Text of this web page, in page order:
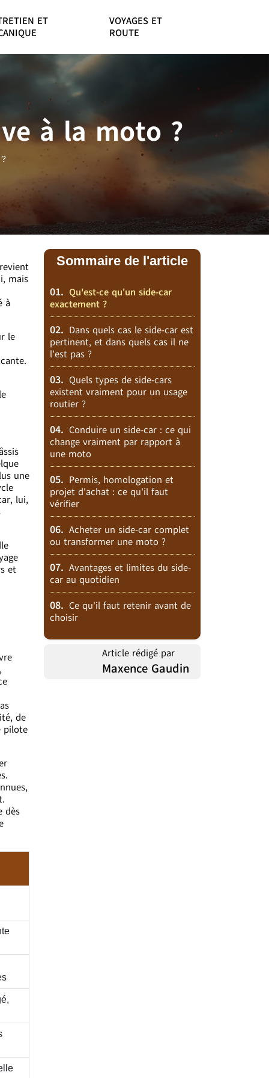
ET
VOYAGES ET
ROUTE
à la moto ?
mais
à
le
une
lui,
et
de
pilote
dès
Sommaire de l'article
01. Qu'est-ce qu'un side-car
exactement ?
02. Dans quels cas le side-car est
pertinent, et dans quels cas il ne
l'est pas ?
03. Quels types de side-cars
existent vraiment pour un usage
routier ?
04. Conduire un side-car : ce qui
change vraiment par rapport à
une moto
05. Permis, homologation et
projet d'achat : ce qu'il faut
vérifier
06. Acheter un side-car complet
ou transformer une moto ?
07. Avantages et limites du side-
car au quotidien
08. Ce qu'il faut retenir avant de
choisir
Article rédigé par
Maxence Gaudin